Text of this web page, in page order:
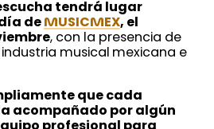
tendrá lugar
de MUSICMEX, el
, con la presencia de
musical mexicana e
que cada
acompañado por algún
profesional para